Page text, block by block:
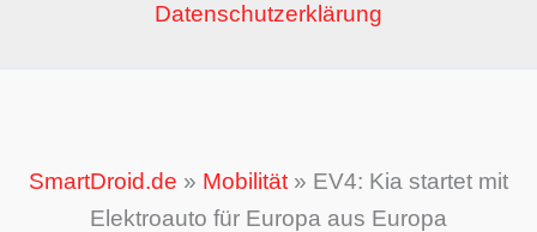
Datenschutzerklärung
SmartDroid.de » Mobilität» EV4: Kia startet mit
Elektroauto für Europa aus Europa